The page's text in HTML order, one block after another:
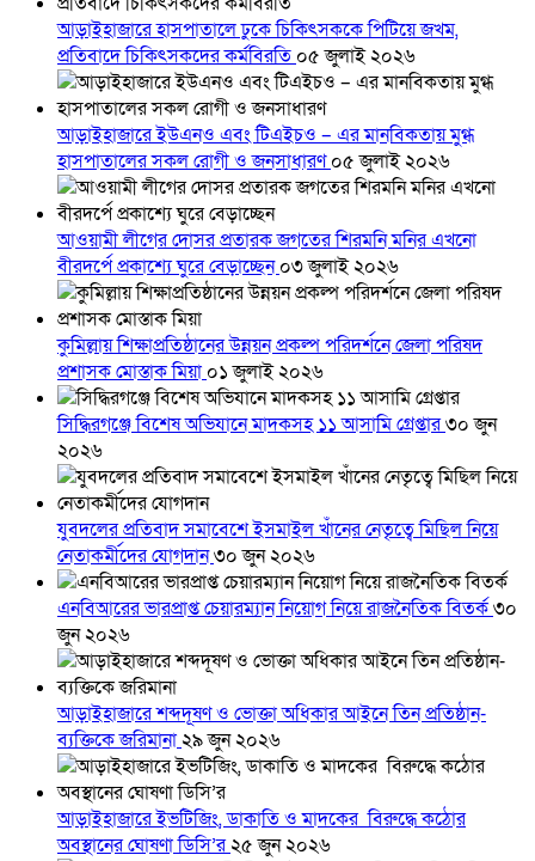
আড়াইহাজারে হাসপাতালে ঢুকে চিকিৎসককে পিটিয়ে জখম,
প্রতিবাদে চিকিৎসকদের কর্মবিরতি ০৫ জুলাই ২০২৬
আড়াইহাজারে ইউএনও এবং টিএইচও – এর মানবিকতায় মুগ্ধ
হাসপাতালের সকল রোগী ও জনসাধারণ০৫ জুলাই ২০২৬
আওয়ামী লীগের দোসর প্রতারক জগতের শিরমনি মনির এখনো
বীরদর্পে প্রকাশ্যে ঘুরে বেড়াচ্ছেন০৩ জুলাই ২০২৬
কুমিল্লায় শিক্ষাপ্রতিষ্ঠানের উন্নয়ন প্রকল্প পরিদর্শনে জেলা পরিষদ
প্রশাসক মোস্তাক মিয়া ০১ জুলাই ২০২৬
সিদ্ধিরগঞ্জে বিশেষ অভিযানে মাদকসহ ১১ আসামি গ্রেপ্তার৩০ জুন
২০২৬
যুবদলের প্রতিবাদ সমাবেশে ইসমাইল খাঁনের নেতৃত্বে মিছিল নিয়ে
নেতাকর্মীদের যোগদান৩০ জুন ২০২৬
এনবিআরের ভারপ্রাপ্ত চেয়ারম্যান নিয়োগ নিয়ে রাজনৈতিক বিতর্ক৩০
জুন ২০২৬
আড়াইহাজারে শব্দদূষণ ও ভোক্তা অধিকার আইনে তিন প্রতিষ্ঠান-
ব্যক্তিকে জরিমানা২৯ জুন ২০২৬
আড়াইহাজারে ইভটিজিং, ডাকাতি ও মাদকের বিরুদ্ধে কঠোর
অবস্থানের ঘোষণা ডিসি’র২৫ জুন ২০২৬